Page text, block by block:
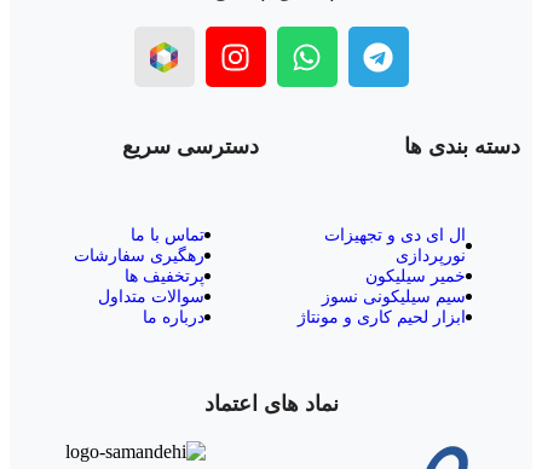
دسته بندی ها
ال‌ ای‌ دی و تجهیزات
نورپردازی
خمیر سیلیکون
سیم سیلیکونی نسوز
ابزار لحیم کاری و مونتاژ
دسترسی سریع
تماس با ما
رهگیری سفارشات
پرتخفیف ها
سوالات متداول
درباره ما
نماد های اعتماد